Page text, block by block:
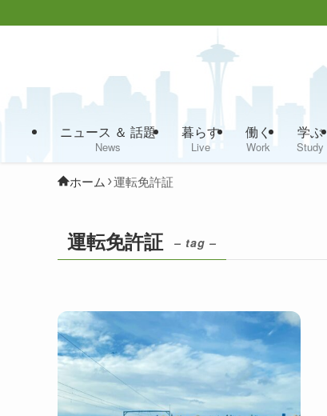
ニュース ＆ 話題
News
暮らす
Live
働く
Work
学ぶ
Study
ホーム 運転免許証
運転免許証 – tag –